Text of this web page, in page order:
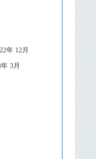
年 12月
3月